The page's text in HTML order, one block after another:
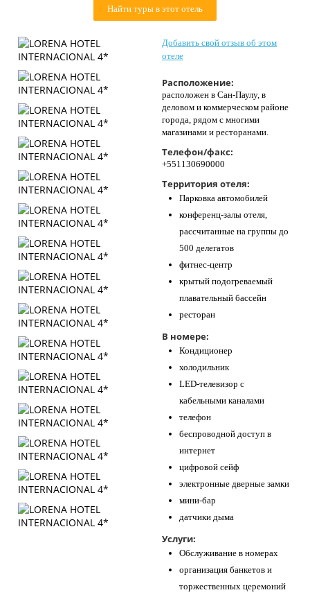
Найти туры в этот отель
Добавить свой отзыв об этом
отеле
Расположение:
расположен в Сан-Паулу, в
деловом и коммерческом районе
города, рядом с многими
магазинами и ресторанами.
Телефон/факс:
+551130690000
Территория отеля:
Парковка автомобилей
конференц-залы отеля,
рассчитанные на группы до
500 делегатов
фитнес-центр
крытый подогреваемый
плавательный бассейн
ресторан
В номере:
Кондиционер
холодильник
LED-телевизор с
кабельными каналами
телефон
беспроводной доступ в
интернет
цифровой сейф
электронные дверные замки
мини-бар
датчики дыма
Услуги:
Обслуживание в номерах
организация банкетов и
торжественных церемоний